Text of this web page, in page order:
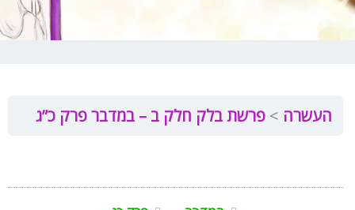
העשרה פרשת בלק חלק ב – במדבר פרק כ”ג